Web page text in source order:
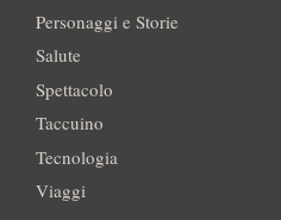
Personaggi e Storie
Salute
Spettacolo
Taccuino
Tecnologia
Viaggi